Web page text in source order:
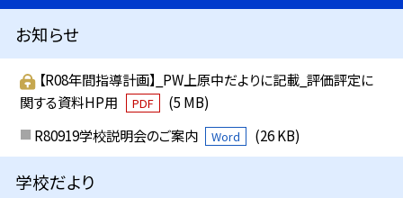
お知らせ
【R08年間指導計画】_PW上原中だよりに記載_評価評定に
関する資料HP用
PDF
(5 MB)
R80919学校説明会のご案内
Word (26 KB)
学校だより